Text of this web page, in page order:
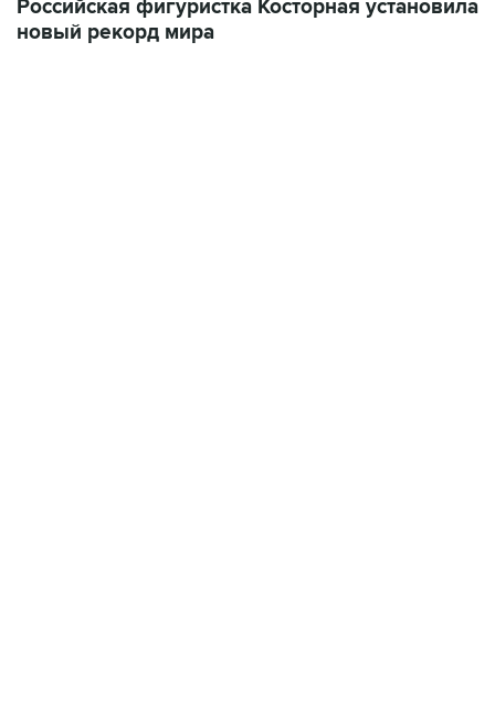
Российская фигуристка Косторная установила
новый рекорд мира